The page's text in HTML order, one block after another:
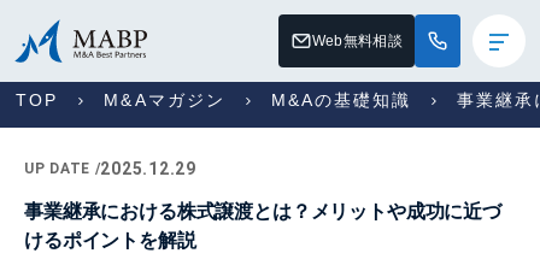
Web無料相談
TOP M&Aマガジン M&Aの基礎知識 事業継承
UP DATE /2025.12.29
事業継承における株式譲渡とは？メリットや成功に近づ
けるポイントを解説